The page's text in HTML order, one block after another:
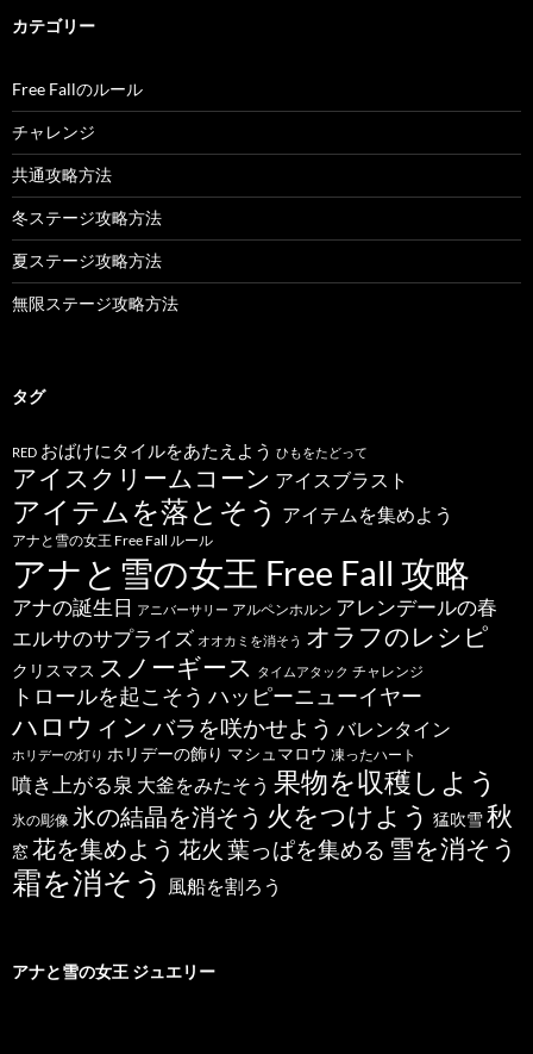
カテゴリー
Free Fallのルール
チャレンジ
共通攻略方法
冬ステージ攻略方法
夏ステージ攻略方法
無限ステージ攻略方法
タグ
RED おばけにタイルをあたえよう ひもをたどって
アイスクリームコーン アイスブラスト
アイテムを落とそう アイテムを集めよう
アナと雪の女王 Free Fall ルール
アナと雪の女王 Free Fall 攻略
アナの誕生日 アニバーサリー アルペンホルン アレンデールの春
エルサのサプライズ オオカミを消そう オラフのレシピ
クリスマス スノーギース タイムアタック チャレンジ
トロールを起こそう ハッピーニューイヤー
ハロウィン バラを咲かせよう バレンタイン
ホリデーの灯り ホリデーの飾り マシュマロウ 凍ったハート
噴き上がる泉 大釜をみたそう 果物を収穫しよう
氷の彫像 氷の結晶を消そう 火をつけよう 猛吹雪秋
窓花を集めよう 花火 葉っぱを集める 雪を消そう
霜を消そう 風船を割ろう
アナと雪の女王 ジュエリー